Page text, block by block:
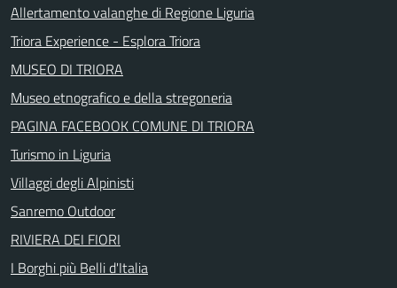
Allertamento valanghe di Regione Liguria
Triora Experience - Esplora Triora
MUSEO DI TRIORA
Museo etnografico e della stregoneria
PAGINA FACEBOOK COMUNE DI TRIORA
Turismo in Liguria
Villaggi degli Alpinisti
Sanremo Outdoor
RIVIERA DEI FIORI
I Borghi più Belli d'Italia